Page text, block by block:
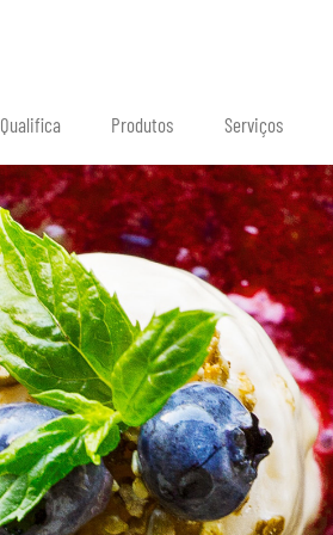
Qualifica Produtos Serviços